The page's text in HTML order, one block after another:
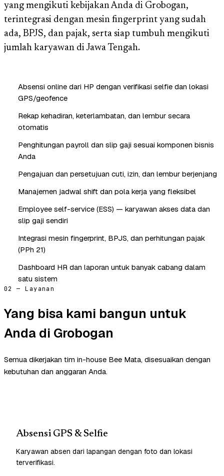
yang mengikuti kebijakan Anda di Grobogan,
terintegrasi dengan mesin fingerprint yang sudah
ada, BPJS, dan pajak, serta siap tumbuh mengikuti
jumlah karyawan di Jawa Tengah.
Absensi online dari HP dengan verifikasi selfie dan lokasi
GPS/geofence
Rekap kehadiran, keterlambatan, dan lembur secara
otomatis
Penghitungan payroll dan slip gaji sesuai komponen bisnis
Anda
Pengajuan dan persetujuan cuti, izin, dan lembur berjenjang
Manajemen jadwal shift dan pola kerja yang fleksibel
Employee self-service (ESS) — karyawan akses data dan
slip gaji sendiri
Integrasi mesin fingerprint, BPJS, dan perhitungan pajak
(PPh 21)
Dashboard HR dan laporan untuk banyak cabang dalam
satu sistem
02 — Layanan
Yang bisa kami bangun untuk
Anda di Grobogan
Semua dikerjakan tim in-house Bee Mata, disesuaikan dengan
kebutuhan dan anggaran Anda.
Absensi GPS & Selfie
Karyawan absen dari lapangan dengan foto dan lokasi
terverifikasi.